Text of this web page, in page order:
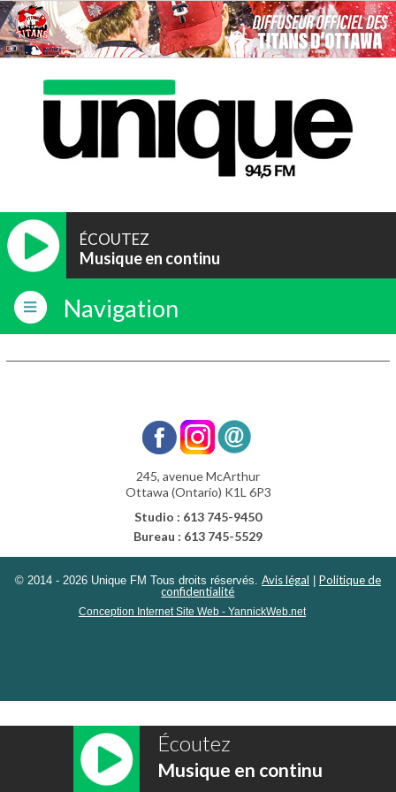
ÉCOUTEZ
Musique en continu
Navigation
245, avenue McArthur
Ottawa (Ontario) K1L 6P3
Studio : 613 745-9450
Bureau : 613 745-5529
© 2014 - 2026 Unique FM Tous droits réservés. Avis légal
Politique de
confidentialité
Conception Internet Site Web - YannickWeb.net
Écoutez
Musique en continu